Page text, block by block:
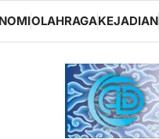
OLAHRAGAKEJADIAN